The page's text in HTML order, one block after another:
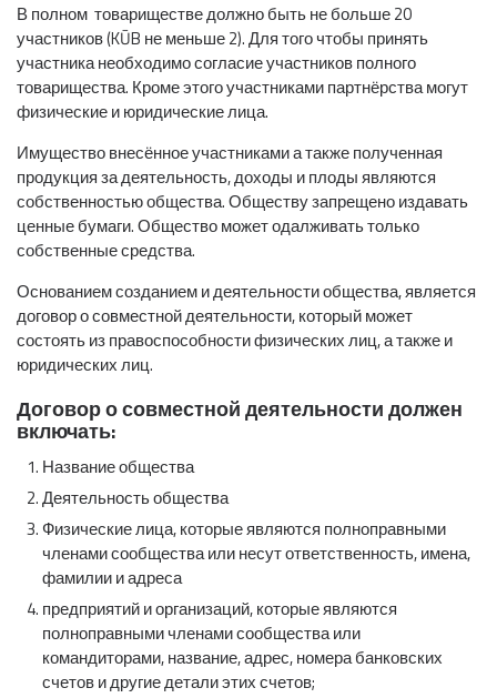
В полном товариществе должно быть не больше 20
участников (KŪB не меньше 2). Для того чтобы принять
участника необходимо согласие участников полного
товарищества. Кроме этого участниками партнёрства могут
физические и юридические лица.
Имущество внесённое участниками а также полученная
продукция за деятельность, доходы и плоды являются
собственностью общества. Обществу запрещено издавать
ценные бумаги. Общество может одалживать только
собственные средства.
Основанием созданием и деятельности общества, является
договор о совместной деятельности, который может
состоять из правоспособности физических лиц, а также и
юридических лиц.
Договор о совместной деятельности должен
включать:
Название общества
Деятельность общества
Физические лица, которые являются полноправными
членами сообщества или несут ответственность, имена,
фамилии и адреса
предприятий и организаций, которые являются
полноправными членами сообщества или
командиторами, название, адрес, номера банковских
счетов и другие детали этих счетов;